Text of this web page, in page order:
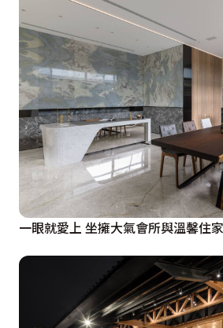
一眼就愛上 坐擁大氣會所與溫馨住家